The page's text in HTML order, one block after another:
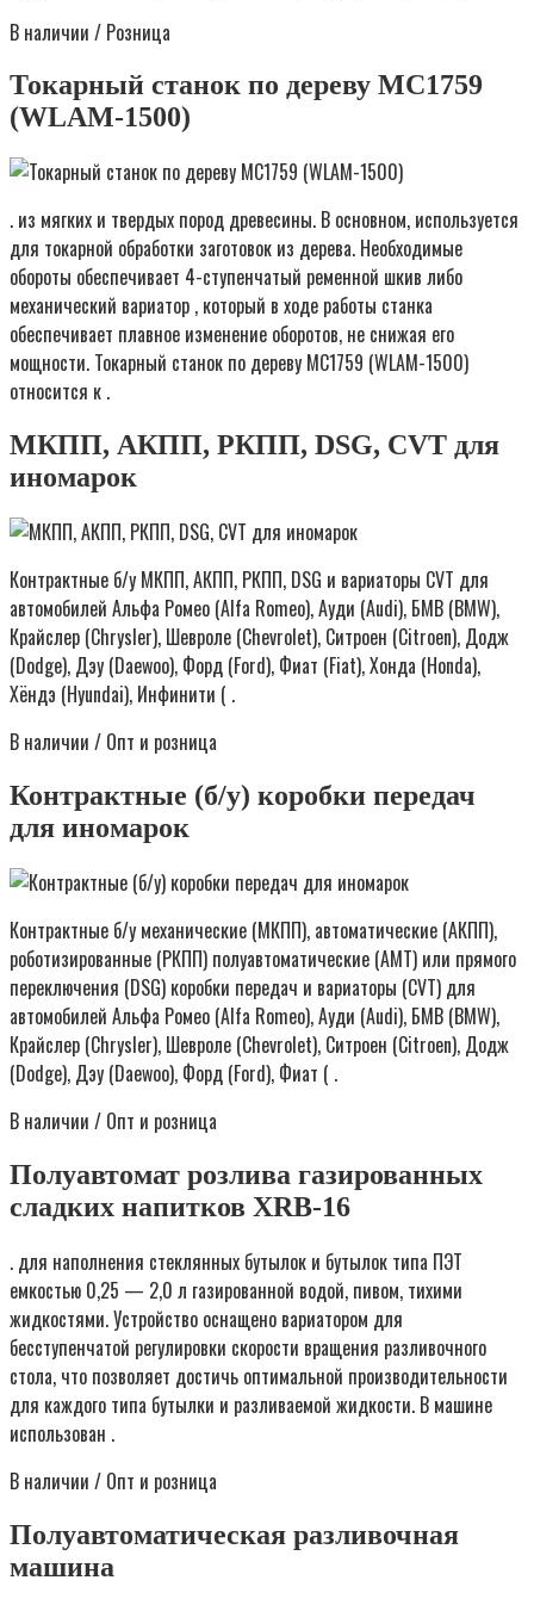
В наличии / Розница
Токарный станок по дереву MC1759
(WLAM-1500)
. из мягких и твердых пород древесины. В основном, используется
для токарной обработки заготовок из дерева. Необходимые
обороты обеспечивает 4-ступенчатый ременной шкив либо
механический вариатор , который в ходе работы станка
обеспечивает плавное изменение оборотов, не снижая его
мощности. Токарный станок по дереву MC1759 (WLAM-1500)
относится к .
МКПП, АКПП, РКПП, DSG, CVT для
иномарок
Контрактные б/у МКПП, АКПП, РКПП, DSG и вариаторы CVT для
автомобилей Альфа Ромео (Alfa Romeo), Ауди (Audi), БМВ (BMW),
Крайслер (Chrysler), Шевроле (Chevrolet), Ситроен (Citroen), Додж
(Dodge), Дэу (Daewoo), Форд (Ford), Фиат (Fiat), Хонда (Honda),
Хёндэ (Hyundai), Инфинити ( .
В наличии / Опт и розница
Контрактные (б/у) коробки передач
для иномарок
Контрактные б/у механические (МКПП), автоматические (АКПП),
роботизированные (РКПП) полуавтоматические (AMT) или прямого
переключения (DSG) коробки передач и вариаторы (CVT) для
автомобилей Альфа Ромео (Alfa Romeo), Ауди (Audi), БМВ (BMW),
Крайслер (Chrysler), Шевроле (Chevrolet), Ситроен (Citroen), Додж
(Dodge), Дэу (Daewoo), Форд (Ford), Фиат ( .
В наличии / Опт и розница
Полуавтомат розлива газированных
сладких напитков XRB-16
. для наполнения стеклянных бутылок и бутылок типа ПЭТ
емкостью 0,25 — 2,0 л газированной водой, пивом, тихими
жидкостями. Устройство оснащено вариатором для
бесступенчатой регулировки скорости вращения разливочного
стола, что позволяет достичь оптимальной производительности
для каждого типа бутылки и разливаемой жидкости. В машине
использован .
В наличии / Опт и розница
Полуавтоматическая разливочная
машина